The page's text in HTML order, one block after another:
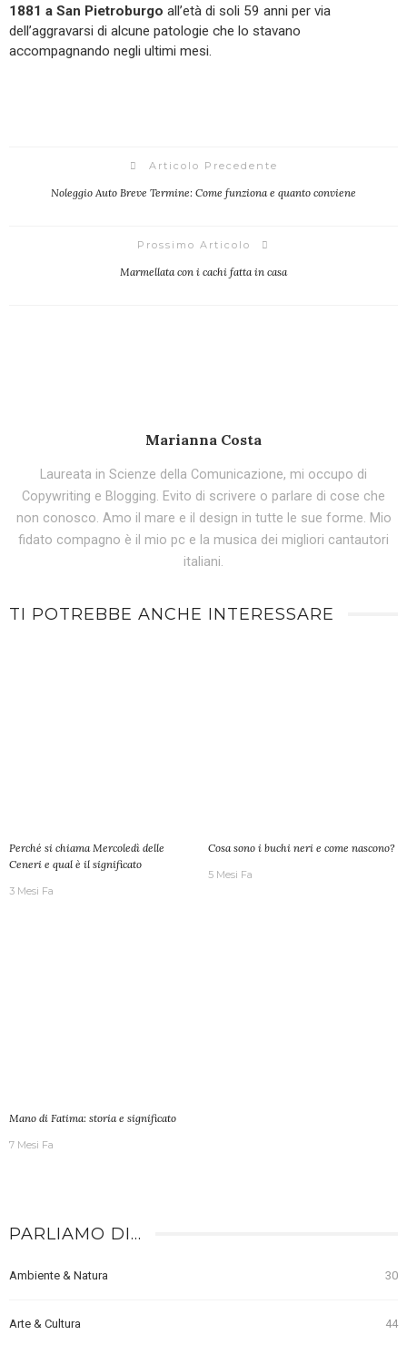
1881 a San Pietroburgo all’età di soli 59 anni per via
dell’aggravarsi di alcune patologie che lo stavano
accompagnando negli ultimi mesi.
Articolo Precedente
Noleggio Auto Breve Termine: Come funziona e quanto conviene
Prossimo Articolo
Marmellata con i cachi fatta in casa
Marianna Costa
Laureata in Scienze della Comunicazione, mi occupo di
Copywriting e Blogging. Evito di scrivere o parlare di cose che
non conosco. Amo il mare e il design in tutte le sue forme. Mio
fidato compagno è il mio pc e la musica dei migliori cantautori
italiani.
TI POTREBBE ANCHE INTERESSARE
Perché si chiama Mercoledì delle
Ceneri e qual è il significato
3 Mesi Fa
Cosa sono i buchi neri e come nascono?
5 Mesi Fa
Mano di Fatima: storia e significato
7 Mesi Fa
PARLIAMO DI…
Ambiente & Natura 30
Arte & Cultura 44